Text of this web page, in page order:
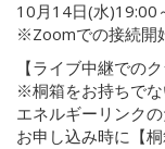
10月14日(水)19:00
※Zoomでの接続開
【ライブ中継での
※桐箱をお持ちで
エネルギーリンク
お申し込み時に【